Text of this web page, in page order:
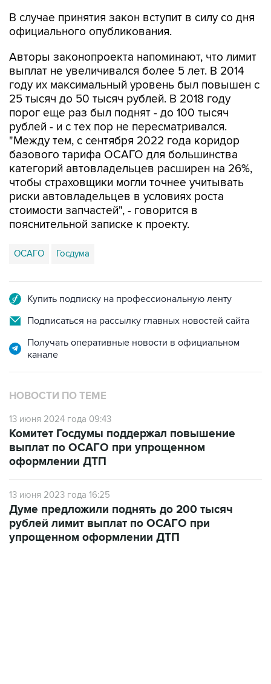
В случае принятия закон вступит в силу со дня
официального опубликования.
Авторы законопроекта напоминают, что лимит
выплат не увеличивался более 5 лет. В 2014
году их максимальный уровень был повышен с
25 тысяч до 50 тысяч рублей. В 2018 году
порог еще раз был поднят - до 100 тысяч
рублей - и с тех пор не пересматривался.
"Между тем, с сентября 2022 года коридор
базового тарифа ОСАГО для большинства
категорий автовладельцев расширен на 26%,
чтобы страховщики могли точнее учитывать
риски автовладельцев в условиях роста
стоимости запчастей", - говорится в
пояснительной записке к проекту.
ОСАГО Госдума
Купить подписку на профессиональную ленту
Подписаться на рассылку главных новостей сайта
Получать оперативные новости в официальном
канале
НОВОСТИ ПО ТЕМЕ
13 июня 2024 года 09:43
Комитет Госдумы поддержал повышение
выплат по ОСАГО при упрощенном
оформлении ДТП
13 июня 2023 года 16:25
Думе предложили поднять до 200 тысяч
рублей лимит выплат по ОСАГО при
упрощенном оформлении ДТП